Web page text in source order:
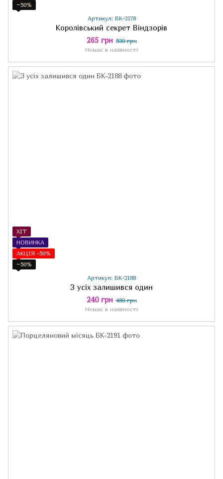
−50%
Артикул: БК-2178
Королівський секрет Віндзорів
265 грн 530 грн
Немає в наявності
ХІТ
НОВИНКА
АКЦІЯ -50%
−50%
Артикул: БК-2188
З усіх залишився один
240 грн 480 грн
Немає в наявності